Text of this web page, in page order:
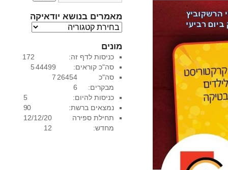
מאמרים בנושא יודאיקה
מ
מ
ר
י
ם
נ
ו
ש
מונים
172
5
כניסות לדף זה:
44499
7
סה"כ קוראים:
26454
6
סה"כ
מבקרים:
5
9
כניסות להיום:
0
נמצאים ברשת:
12/12/20
12
תחילת ספירה
מחדש: